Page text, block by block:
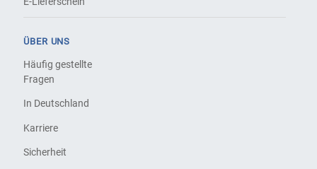
ÜBER UNS
Häufig gestellte
Fragen
In Deutschland
Karriere
Sicherheit